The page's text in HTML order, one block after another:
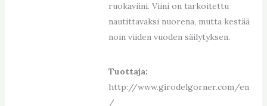
ruokaviini. Viini on tarkoitettu
nautittavaksi nuorena, mutta kestää
noin viiden vuoden säilytyksen.
Tuottaja:
http://www.girodelgorner.com/en
/